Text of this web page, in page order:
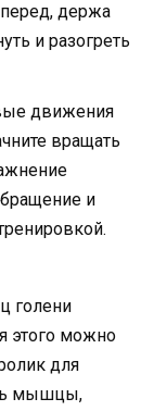
держа
и разогреть
движения
вращать
и
голени
этого можно
для
мышцы,